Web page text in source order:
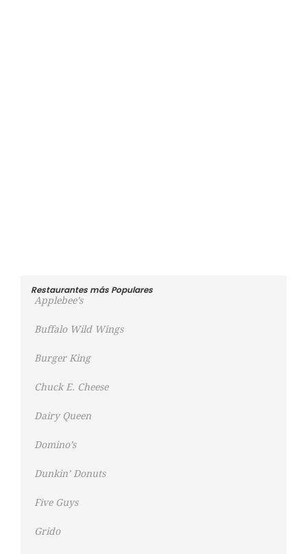
Restaurantes más Populares
Applebee’s
Buffalo Wild Wings
Burger King
Chuck E. Cheese
Dairy Queen
Domino’s
Dunkin’ Donuts
Five Guys
Grido